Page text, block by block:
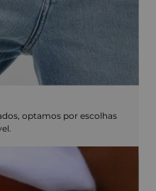
optamos por escolhas